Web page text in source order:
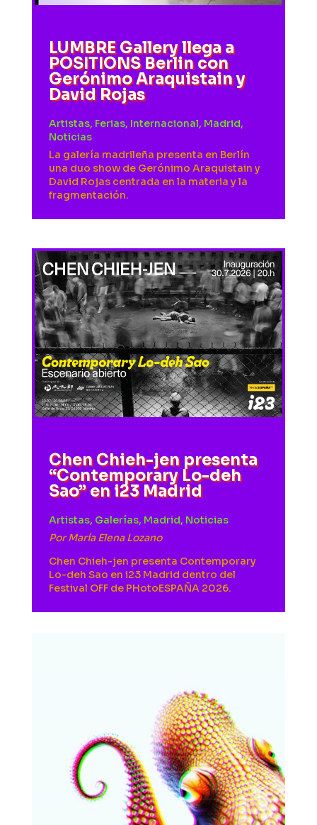
LUMBRE Gallery llega a
POSITIONS Berlin con
Gerónimo Araquistain y
David Rojas
Artistas, Ferias, Internacional, Madrid,
Noticias
La galería madrileña presenta en Berlín
una duo show de Gerónimo Araquistain y
David Rojas centrada en la materia y la
fragmentación.
Chen Chieh-jen presenta
“Contemporary Lo-deh
Sao” en i23 Madrid
Artistas, Galerías, Madrid, Noticias
PorMaría Elena Lozano
Chen Chieh-jen presenta Contemporary
Lo-deh Sao en i23 Madrid dentro del
Festival OFF de PHotoESPAÑA 2026.